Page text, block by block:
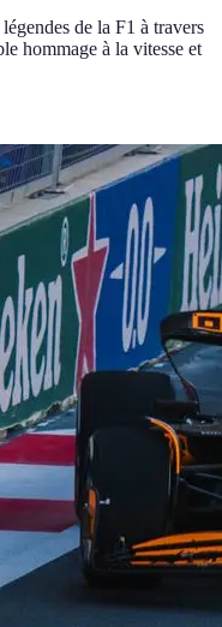
de la F1 à travers
hommage à la vitesse et